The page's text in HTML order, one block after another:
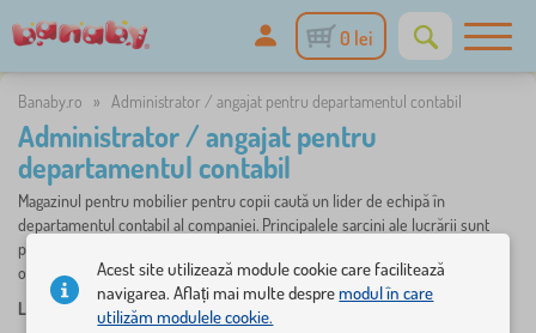
0 lei
Banaby.ro » Administrator / angajat pentru departamentul contabil
Administrator / angajat pentru
departamentul contabil
Magazinul pentru mobilier pentru copii caută un lider de echipă în
departamentul contabil al companiei. Principalele sarcini ale lucrării sunt
pregătirea documentelor pentru compania contabilă, gestionarea și
organizarea angajaților subordonați.
LOCUL DE LUCRU:
Acest site utilizează module cookie care facilitează
navigarea. Aflați mai multe despremodul în care
utilizăm modulele cookie.